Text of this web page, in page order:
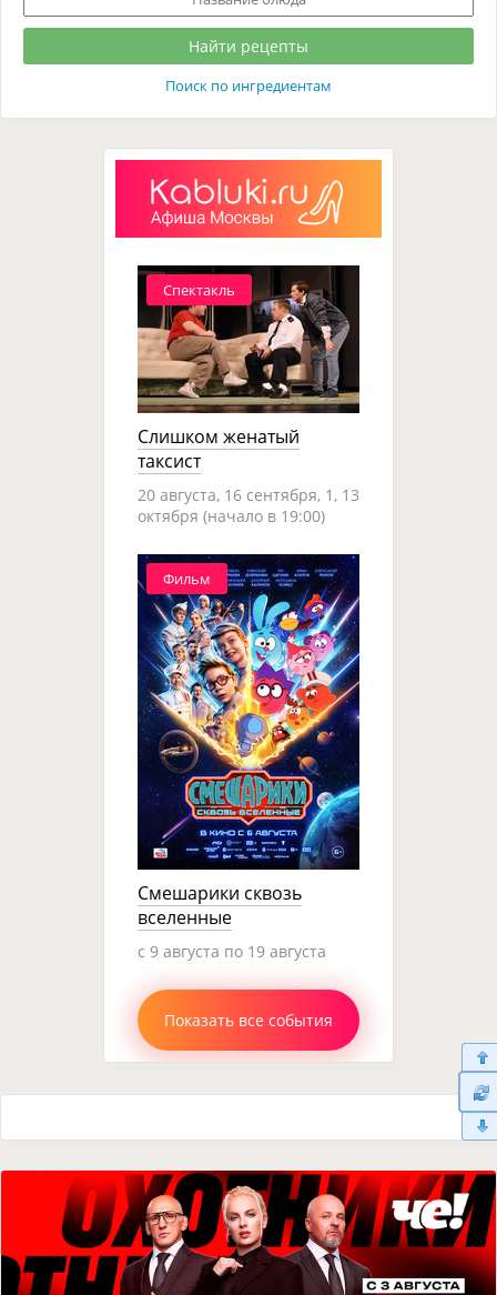
Поиск по ингредиентам
Спектакль
Слишком женатый
таксист
20 августа, 16 сентября, 1, 13
октября (начало в 19:00)
Фильм
Смешарики сквозь
вселенные
c 9 августа по 19 августа
Показать все события